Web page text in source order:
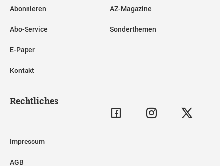
Abonnieren
Abo-Service
E-Paper
Kontakt
AZ-Magazine
Sonderthemen
Rechtliches
Impressum
AGB